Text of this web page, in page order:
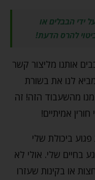
ידי הבבלים או
להרס הדעת!
אותנו מליצור קשר
לנו את בשורת
מהשעבוד הזה! זה
אמיתיים!
ביכולת שלי
שלי. אולי לא
או בקינות שעזרו